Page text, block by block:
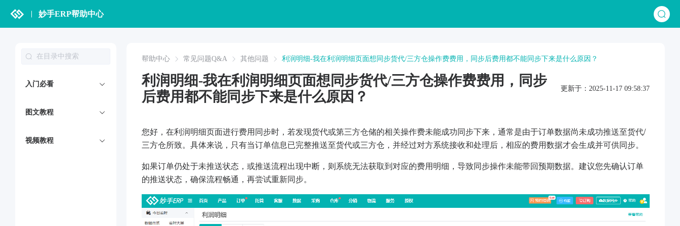
妙手ERP帮助中心
入门必看
图文教程
视频教程
帮助中心 常见问题Q&A 其他问题 利润明细-我在利润明细页面想同步货代/三方仓操作费费用，同步后费用都不能同步下来是什么原因？
利润明细-我在利润明细页面想同步货代/三方仓操作费费用，同步
后费用都不能同步下来是什么原因？
更新于：2025-11-17 09:58:37
您好，在利润明细页面进行费用同步时，若发现货代或第三方仓储的相关操作费未能成功同步下来，通常是由于订单数据尚未成功推送至货代/
三方仓所致。具体来说，只有当订单信息已完整推送至货代或三方仓，并经过对方系统接收和处理后，相应的费用数据才会生成并可供同步。
如果订单仍处于未推送状态，或推送流程出现中断，则系统无法获取到对应的费用明细，导致同步操作未能带回预期数据。建议您先确认订单
的推送状态，确保流程畅通，再尝试重新同步。